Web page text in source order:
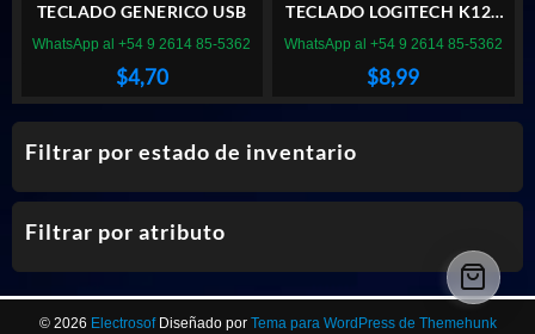
Filtrar por estado de inventario
Filtrar por atributo
TECLADO GENERICO USB
$4,70
WhatsApp al +54 9 2614 85-5362
TECLADO LOGITECH K120
USB BLACK LATINO
$8,99
WhatsApp al +54 9 2614 85-5362
© 2026 Electrosof Diseñado por Tema para WordPress de Themehunk